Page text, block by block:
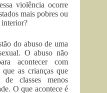
violência ocorre
mais pobres ou
interior?
do abuso de uma
O abuso não
acontecer com
as crianças que
de classes menos
O que acontece é